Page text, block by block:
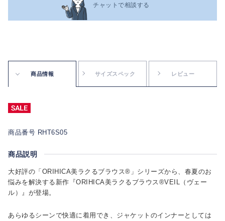
チャットで相談する
商品情報 サイズスペック レビュー
商品番号 RHT6S05
商品説明
大好評の「ORIHICA美ラクるブラウス®」シリーズから、春夏のお
悩みを解決する新作『ORIHICA美ラクるブラウス®VEIL（ヴェー
ル）』が登場。
あらゆるシーンで快適に着用でき、ジャケットのインナーとしては